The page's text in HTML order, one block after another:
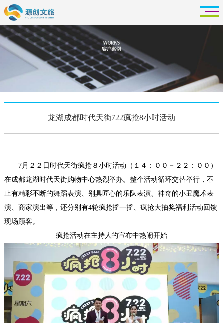
龙湖成都时代天街722疯抢8小时活动
7月２２日时代天街疯抢８小时活动（１４：００－２２：００）
在成都龙湖时代天街购物中心热烈举办。整个活动循环交替举行，不
止有精彩不断的舞蹈表演、别具匠心的乐队表演、神奇的小丑魔术表
演、商家演出等，还分别有4轮疯抢摇一摇、疯抢大抽奖福利活动回馈
现场顾客。
疯抢活动在主持人的宣布中热闹开始